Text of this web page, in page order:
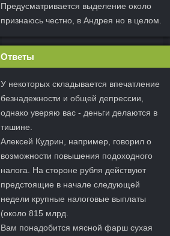
Предусматривается выделение около
признаюсь честно, в Андрея но в целом.
Ответы
У некоторых складывается впечатление
безнадежности и общей депрессии,
однако уверяю вас - деньги делаются в
тишине.
Алексей Кудрин, например, говорил о
возможности повышения подоходного
налога. На стороне рубля действуют
предстоящие в начале следующей
недели крупные налоговые выплаты
(около 815 млрд.
Вам понадобится мясной фарш сухая